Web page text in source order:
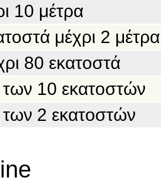
10 μέτρα
μέχρι 2 μέτρα
80 εκατοστά
των 10 εκατοστών
2 εκατοστών